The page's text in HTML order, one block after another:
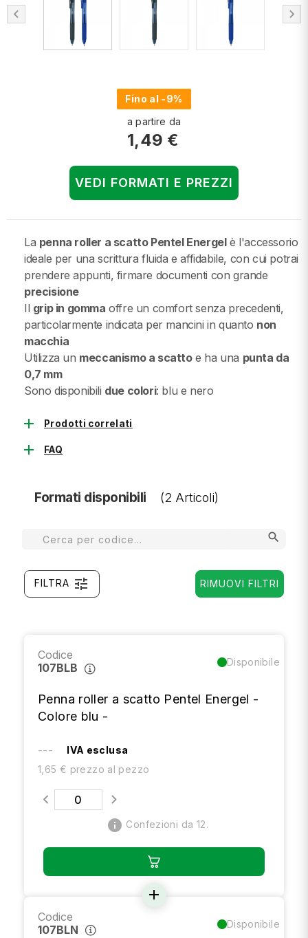
chevron_left chevron_right
Fino al -9%
a partire da
1,49 €
VEDI FORMATI E PREZZI
La penna roller a scatto Pentel Energelè l'accessorio
ideale per una scrittura fluida e affidabile, con cui potrai
prendere appunti, firmare documenti con grande
precisione
Il grip in gomma offre un comfort senza precedenti,
particolarmente indicata per mancini in quanto non
macchia
Utilizza un meccanismo a scattoe ha una punta da
0,7 mm
Sono disponibili due colori: blu e nero
add Prodotti correlati
add FAQ
Formati disponibili (2 Articoli)
search
FILTRA tune RIMUOVI FILTRI
Codice
107BLB
Disponibile
Penna roller a scatto Pentel Energel -
Colore blu -
---
IVA esclusa
1,65 € prezzo al pezzo
info Confezioni da 12.
add
Codice
107BLN
Disponibile